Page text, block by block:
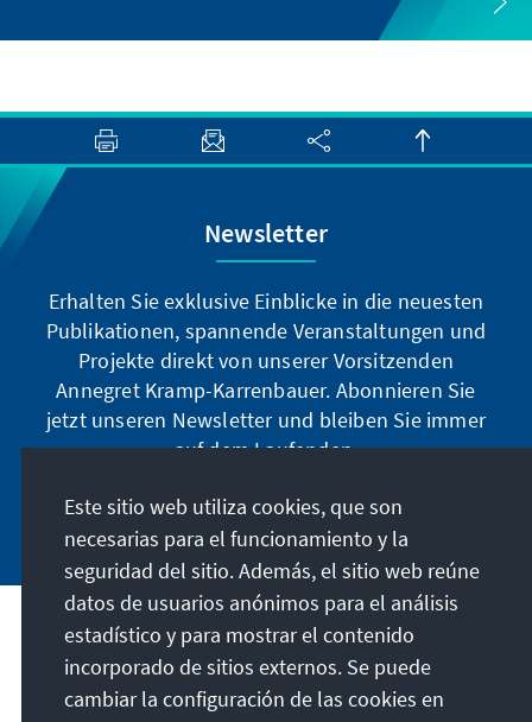
Newsletter
Erhalten Sie exklusive Einblicke in die neuesten
Publikationen, spannende Veranstaltungen und
Projekte direkt von unserer Vorsitzenden
Annegret Kramp-Karrenbauer. Abonnieren Sie
jetzt unseren Newsletter und bleiben Sie immer
auf dem Laufenden.
Jetzt abonnieren
Nuestra misión
Contacto
Este sitio web utiliza cookies, que son
necesarias para el funcionamiento y la
seguridad del sitio. Además, el sitio web reúne
datos de usuarios anónimos para el análisis
estadístico y para mostrar el contenido
incorporado de sitios externos. Se puede
cambiar la configuración de las cookies en